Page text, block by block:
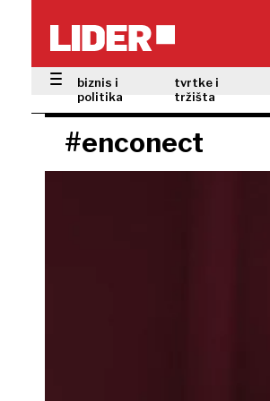
biznis i
politika
tvrtke i
tržišta
#enconect